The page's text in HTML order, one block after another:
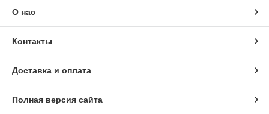
О нас
Контакты
Доставка и оплата
Полная версия сайта